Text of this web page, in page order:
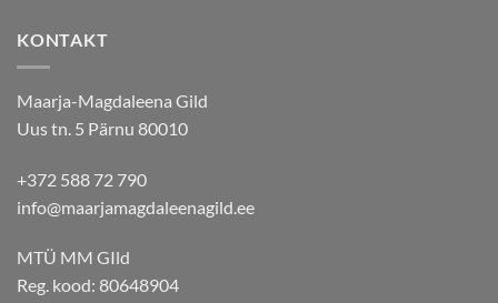
KONTAKT
Maarja-Magdaleena Gild
Uus tn. 5 Pärnu 80010
+372 588 72 790
info@maarjamagdaleenagild.ee
MTÜ MM GIld
Reg. kood: 80648904